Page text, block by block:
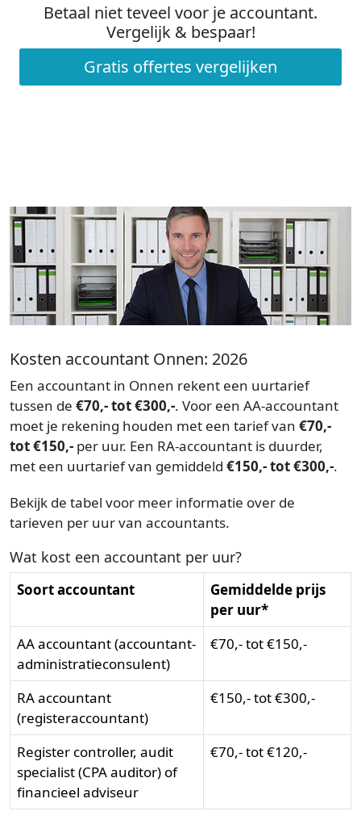
Betaal niet teveel voor je accountant.
Vergelijk & bespaar!
Gratis offertes vergelijken
Kosten accountant Onnen: 2026
Een accountant in Onnen rekent een uurtarief
tussen de €70,- tot €300,-. Voor een AA-accountant
moet je rekening houden met een tarief van €70,-
tot €150,- per uur. Een RA-accountant is duurder,
met een uurtarief van gemiddeld €150,- tot €300,-.
Bekijk de tabel voor meer informatie over de
tarieven per uur van accountants.
Wat kost een accountant per uur?
Soort accountant
Gemiddelde prijs
per uur*
AA accountant (accountant-
administratieconsulent)
€70,- tot €150,-
RA accountant
(registeraccountant)
€150,- tot €300,-
Register controller, audit
specialist (CPA auditor) of
financieel adviseur
€70,- tot €120,-